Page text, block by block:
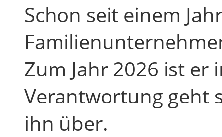
Schon seit einem
Zum Jahr 2026 ist
Verantwortung geht
ihn über.